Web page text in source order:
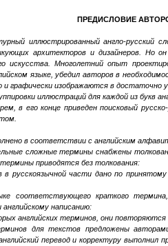
ПРЕДИСЛОВИЕ
иллюстрированный англо-русский
архитекторов и дизайнеров. Но
искусства. Многолетний опыт
языке, убедил авторов в
и графически изображаются в достаточно
иллюстраций для каждой из букв
в его конце приведен поисковый
в соответствии с английским
сложные термины снабжены
приводятся без толкования:
русскоязычной части дано по
соответствующего краткого
написанию:
английских терминов, они повторяются
для текстов предложены
английский перевод и корректуру